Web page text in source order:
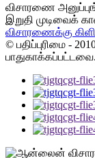
விசாரணை
இறுதி முடிவைக்
விசாரணைக்கு
© பதிப்புரிமை -
பாதுகாக்கப்பட்டவை.